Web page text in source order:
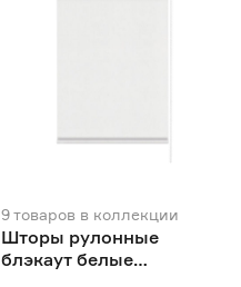
9товаров в коллекции
Шторы рулонные
блэкаут белые